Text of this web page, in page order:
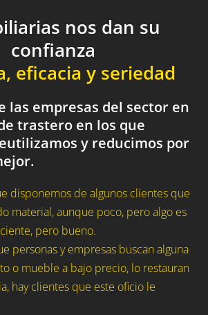
nos dan su
confianza
eficacia y seriedad
las empresas del sector en
trastero en los que
y reducimos por
disponemos de algunos clientes que
material, aunque poco, pero algo es
pero bueno.
personas y empresas buscan alguna
o mueble a bajo precio, lo restauran
hay clientes que este oficio le